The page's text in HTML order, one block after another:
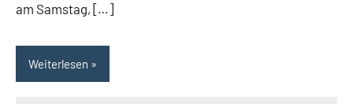
am Samstag, […]
Weiterlesen